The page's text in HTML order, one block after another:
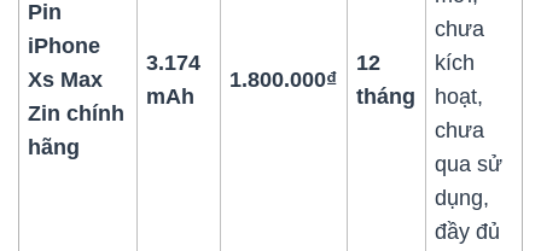
Pin
iPhone
Xs Max
Zin chính
hãng
3.174
mAh
1.800.000₫
12
tháng
chưa
kích
hoạt,
chưa
qua sử
dụng,
đầy đủ